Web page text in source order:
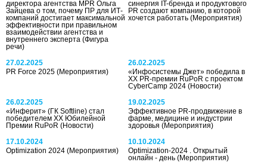
директора агентства MPR Ольга
Зайцева о том, почему ПР для ИТ-
компаний достигает максимальной
эффективности при правильном
взаимодействии агентства и
внутреннего эксперта (Фигура
речи)
синергия IT-бренда и продуктового
PR создают компанию, в которой
хочется работать(Мероприятия)
27.02.2025
PR Force 2025 (Мероприятия)
26.02.2025
«Инфосистемы Джет» победила в
XX PR-премии RuPoR с проектом
CyberCamp 2024(Новости)
26.02.2025
«Инферит» (ГК Softline) стал
победителем XX Юбилейной
Премии RuPoR (Новости)
19.02.2025
Эффективное PR-продвижение в
фарме, медицине и индустрии
здоровья(Мероприятия)
17.10.2024
Optimization 2024 (Мероприятия)
10.10.2024
Optimization-2024 . Открытый
онлайн - день(Мероприятия)